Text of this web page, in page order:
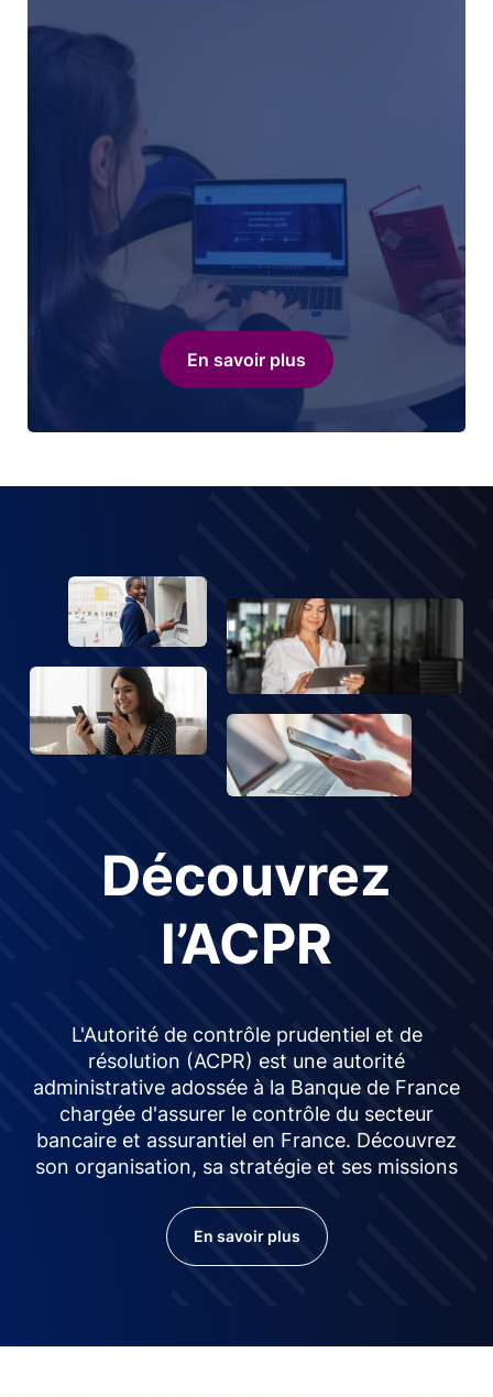
En savoir plus
Découvrez
l’ACPR
L'Autorité de contrôle prudentiel et de
résolution (ACPR) est une autorité
administrative adossée à la Banque de France
chargée d'assurer le contrôle du secteur
bancaire et assurantiel en France. Découvrez
son organisation, sa stratégie et ses missions
En savoir plus